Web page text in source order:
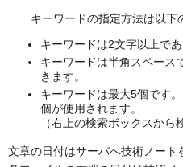
キーワードの指定方法は以下の
キーワードは2文字以上であ
キーワードは半角スペース
きます。
キーワードは最大5個です
個が使用されます。
（右上の検索ボックスから
文章の日付はサーバへ技術ノート